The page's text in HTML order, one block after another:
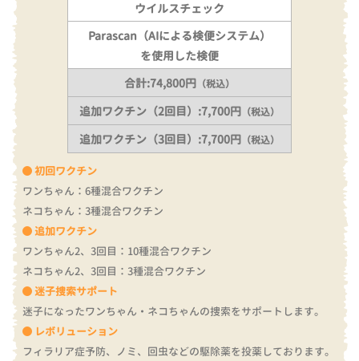
初回ワクチン
ワンちゃん：6種混合ワクチン
ネコちゃん：3種混合ワクチン
追加ワクチン
ワンちゃん2、3回目：10種混合ワクチン
ネコちゃん2、3回目：3種混合ワクチン
迷子捜索サポート
迷子になったワンちゃん・ネコちゃんの捜索をサポートします。
レボリューション
フィラリア症予防、ノミ、回虫などの駆除薬を投薬しております。
ウイルスチェック
Parascan（AIによる検便システム）
を使用した検便
合計:74,800円 （税込）
追加ワクチン（2回目）:7,700円 （税込）
追加ワクチン（3回目）:7,700円 （税込）